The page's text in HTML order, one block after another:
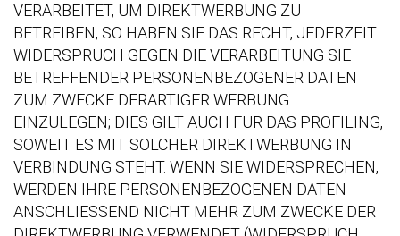
VERARBEITET, UM DIREKTWERBUNG ZU
BETREIBEN, SO HABEN SIE DAS RECHT, JEDERZEIT
WIDERSPRUCH GEGEN DIE VERARBEITUNG SIE
BETREFFENDER PERSONENBEZOGENER DATEN
ZUM ZWECKE DERARTIGER WERBUNG
EINZULEGEN; DIES GILT AUCH FÜR DAS PROFILING,
SOWEIT ES MIT SOLCHER DIREKTWERBUNG IN
VERBINDUNG STEHT. WENN SIE WIDERSPRECHEN,
WERDEN IHRE PERSONENBEZOGENEN DATEN
ANSCHLIESSEND NICHT MEHR ZUM ZWECKE DER